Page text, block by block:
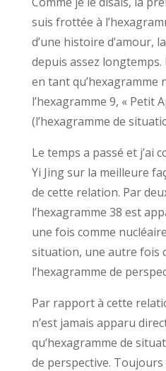
suis frottée à
d’une histoire d’amour,
depuis assez longtemps.
en tant qu’hexagramme
l’hexagramme 9, « Petit
(l’hexagramme de
Le temps a passé et j’ai
Yi Jing sur la meilleure
de cette relation. Par
l’hexagramme 38 est
une fois comme
situation, une autre fois
l’hexagramme de
Par rapport à cette
n’est jamais apparu
qu’hexagramme de
de perspective.